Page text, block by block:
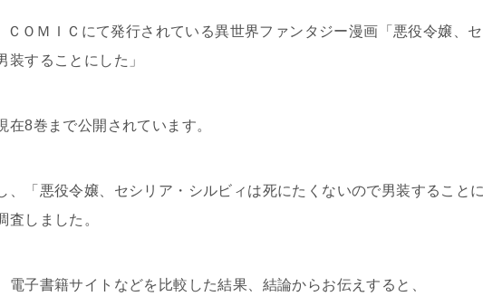
ＯＭＩＣにて発行されている異世界ファンタジー漫画「悪役令嬢、
することにした」
8巻まで公開されています。
、「悪役令嬢、セシリア・シルビィは死にたくないので男装すること
査しました。
電子書籍サイトなどを比較した結果、結論からお伝えすると、